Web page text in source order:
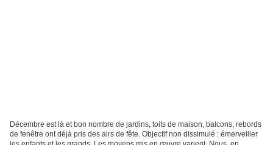
Décembre est là et bon nombre de jardins, toits de maison, balcons, rebords
de fenêtre ont déjà pris des airs de fête. Objectif non dissimulé : émerveiller